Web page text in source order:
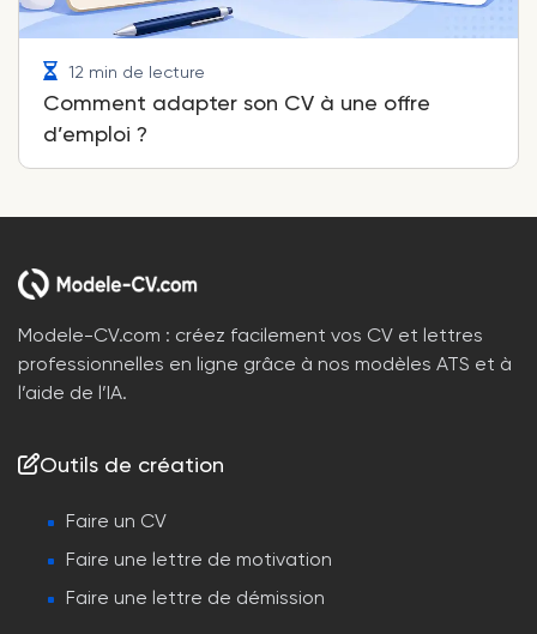
12 min de lecture
Comment adapter son CV à une offre
d’emploi ?
Modele-CV.com : créez facilement vos CV et lettres
professionnelles en ligne grâce à nos modèles ATS et à
l’aide de l’IA.
Outils de création
Faire un CV
Faire une lettre de motivation
Faire une lettre de démission